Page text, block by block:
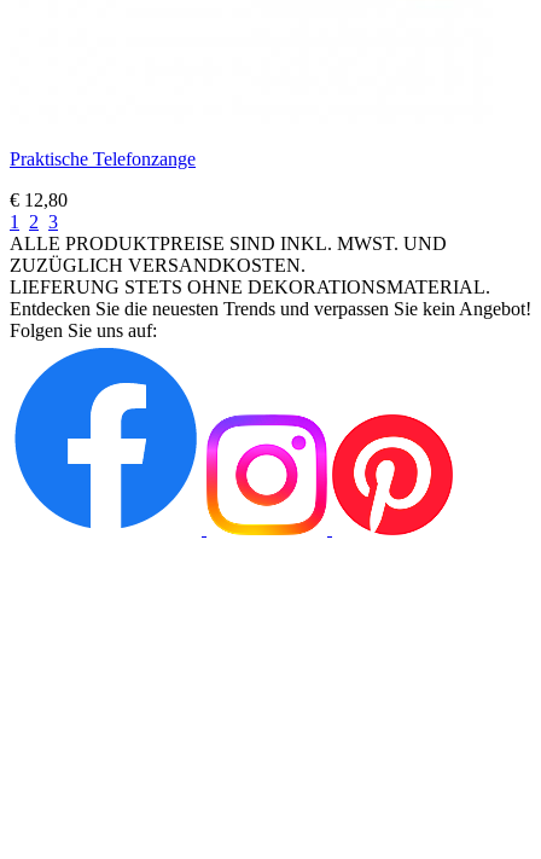
Praktische Telefonzange
€ 12,80
1
2 3
ALLE PRODUKTPREISE SIND INKL. MWST. UND
ZUZÜGLICH VERSANDKOSTEN.
LIEFERUNG STETS OHNE DEKORATIONSMATERIAL.
Entdecken Sie die neuesten Trends und verpassen Sie kein Angebot!
Folgen Sie uns auf: